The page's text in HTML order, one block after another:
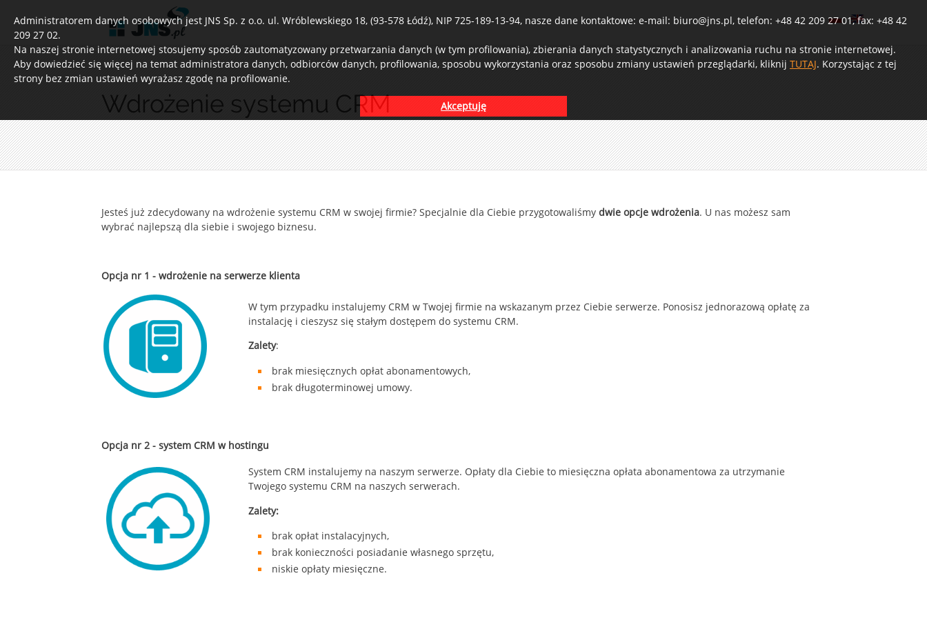
Administratorem danych osobowych jest JNS Sp. z o.o. ul. Wróblewskiego 18, (93-578 Łódź), NIP 725-189-13-94, nasze dane kontaktowe: e-mail: biuro@jns.pl, telefon: +48 42 209 27 01, fax: +48 42
209 27 02.
Na naszej stronie internetowej stosujemy sposób zautomatyzowany przetwarzania danych (w tym profilowania), zbierania danych statystycznych i analizowania ruchu na stronie internetowej.
Aby dowiedzieć się więcej na temat administratora danych, odbiorców danych, profilowania, sposobu wykorzystania oraz sposobu zmiany ustawień przeglądarki, kliknij TUTAJ. Korzystając z tej
strony bez zmian ustawień wyrażasz zgodę na profilowanie.
Akceptuję
Wdrożenie systemu CRM
Jesteś już zdecydowany na wdrożenie systemu CRM w swojej firmie? Specjalnie dla Ciebie przygotowaliśmy dwie opcje wdrożenia. U nas możesz sam
wybrać najlepszą dla siebie i swojego biznesu.
Opcja nr 1 - wdrożenie na serwerze klienta
W tym przypadku instalujemy CRM w Twojej firmie na wskazanym przez Ciebie serwerze. Ponosisz jednorazową opłatę za
instalację i cieszysz się stałym dostępem do systemu CRM.
Zalety:
brak miesięcznych opłat abonamentowych,
brak długoterminowej umowy.
Opcja nr 2 - system CRM w hostingu
System CRM instalujemy na naszym serwerze. Opłaty dla Ciebie to miesięczna opłata abonamentowa za utrzymanie
Twojego systemu CRM na naszych serwerach.
Zalety:
brak opłat instalacyjnych,
brak konieczności posiadanie własnego sprzętu,
niskie opłaty miesięczne.